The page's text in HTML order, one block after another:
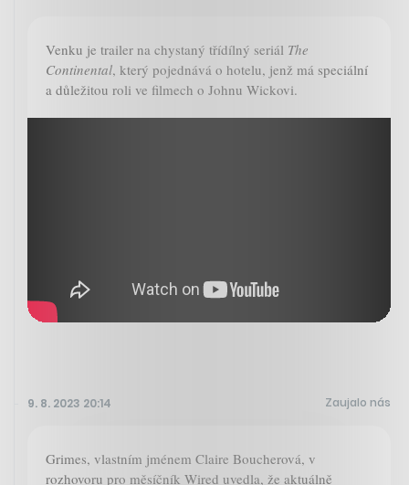
Venku je trailer na chystaný třídílný seriál The
Continental, který pojednává o hotelu, jenž má speciální
a důležitou roli ve filmech o Johnu Wickovi.
9. 8. 2023 20:14 Zaujalo nás
Grimes, vlastním jménem Claire Boucherová, v
rozhovoru pro měsíčník Wired uvedla, že aktuálně